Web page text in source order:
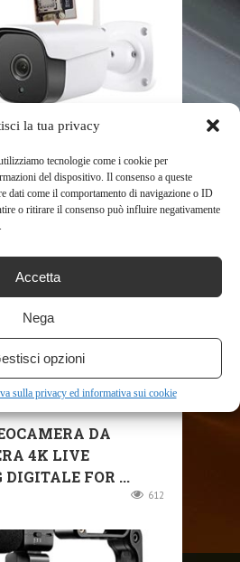
la tua privacy
tecnologie come i cookie per
del dispositivo. Il consenso a queste
dati come il comportamento di navigazione o ID
o ritirare il consenso può influire negativamente
Accetta
Nega
opzioni
sulla privacy ed informativa sui cookie
DI SICUREZZA
CARD
WIRELESS ...
578
DA
4K LIVE
FOR ...
612